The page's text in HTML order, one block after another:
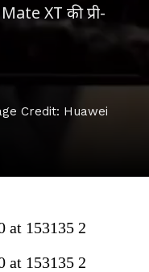
XT की प्री-
Credit: Huawei
at 153135 2
at 153135 2